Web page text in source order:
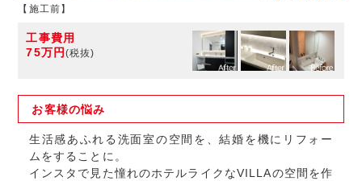
【施工前】
工事費用
75万円 (税抜)
お客様の悩み
生活感あふれる洗面室の空間を、結婚を機にリフォー
ムをすることに。
インスタで見た憧れのホテルライクなVILLAの空間を作